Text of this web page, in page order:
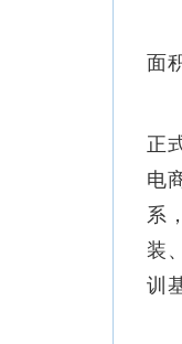
面
正
电
系
装
训